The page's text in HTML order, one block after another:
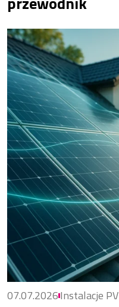
07.07.2026Instalacje PV